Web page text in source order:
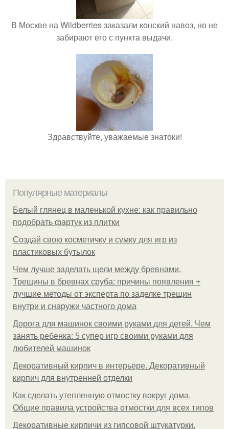
В Москве на Wildberries заказали конский навоз, но не
забирают его с пункта выдачи.
Здравствуйте, уважаемые знатоки!
Популярные материалы
Белый глянец в маленькой кухне: как правильно
подобрать фартук из плитки
Создай свою косметичку и сумку для игр из
пластиковых бутылок
Чем лучше заделать щели между бревнами.
Трещины в бревнах сруба: причины появления +
лучшие методы от эксперта по заделке трещин
внутри и снаружи частного дома
Дорога для машинок своими руками для детей. Чем
занять ребенка: 5 супер игр своими руками для
любителей машинок
Декоративный кирпич в интерьере. Декоративный
кирпич для внутренней отделки
Как сделать утепленную отмостку вокруг дома.
Общие правила устройства отмостки для всех типов
Декоративные кирпичи из гипсовой штукатурки.